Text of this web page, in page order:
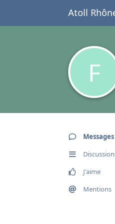
Atoll
F
Messages
J'aime
Mentions